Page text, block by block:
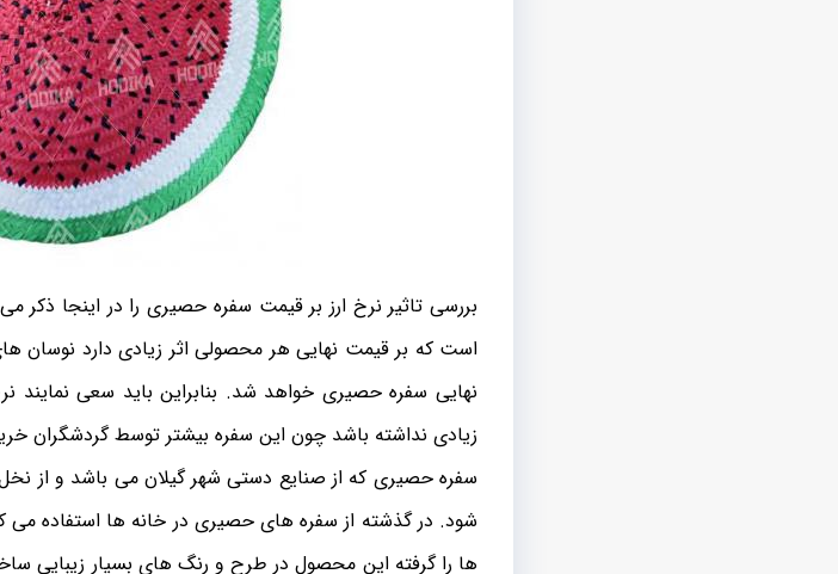
بررسی تاثیر نرخ ارز بر قیمت سفره حصیری را در اینجا ذکر
است که بر قیمت نهایی هر محصولی اثر زیادی دارد
نهایی سفره حصیری خواهد شد. بنابراین باید سعی نمایند
زیادی نداشته باشد چون این سفره بیشتر توسط گردشگران
سفره حصیری که از صنایع دستی شهر گیلان می باشد و از
شود. در گذشته از سفره های حصیری در خانه ها استفاده
ها را گرفته این محصول در طرح و رنگ های بسیار زیبایی